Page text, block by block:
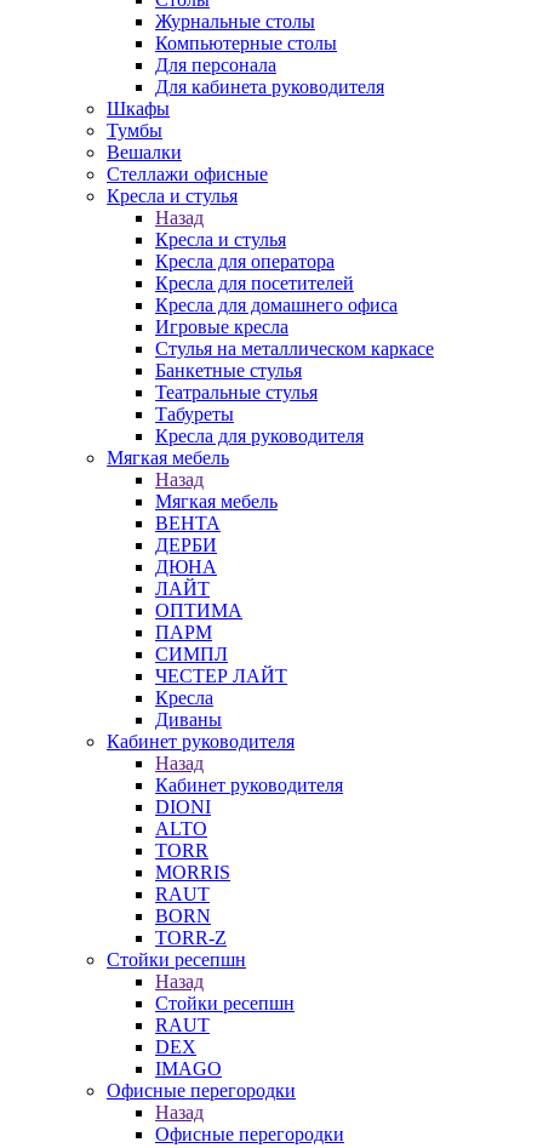
Журнальные столы
Компьютерные столы
Для персонала
Для кабинета руководителя
Шкафы
Тумбы
Вешалки
Стеллажи офисные
Кресла и стулья
Назад
Кресла и стулья
Кресла для оператора
Кресла для посетителей
Кресла для домашнего офиса
Игровые кресла
Стулья на металлическом каркасе
Банкетные стулья
Театральные стулья
Табуреты
Кресла для руководителя
Мягкая мебель
Назад
Мягкая мебель
ВЕНТА
ДЕРБИ
ДЮНА
ЛАЙТ
ОПТИМА
ПАРМ
СИМПЛ
ЧЕСТЕР ЛАЙТ
Кресла
Диваны
Кабинет руководителя
Назад
Кабинет руководителя
DIONI
ALTO
TORR
MORRIS
RAUT
BORN
TORR-Z
Стойки ресепшн
Назад
Стойки ресепшн
RAUT
DEX
IMAGO
Офисные перегородки
Назад
Офисные перегородки